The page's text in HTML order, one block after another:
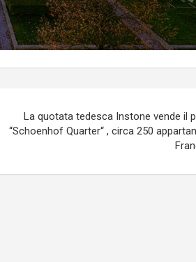
La quotata tedesca Instone vende il
“Schoenhof Quarter“ , circa 250